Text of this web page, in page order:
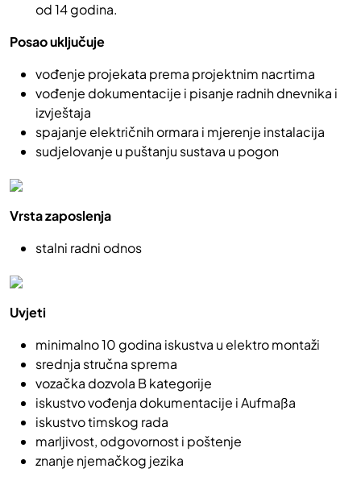
od 14 godina.
Posao uključuje
vođenje projekata prema projektnim nacrtima
vođenje dokumentacije i pisanje radnih dnevnika i
izvještaja
spajanje električnih ormara i mjerenje instalacija
sudjelovanje u puštanju sustava u pogon
Vrsta zaposlenja
stalni radni odnos
Uvjeti
minimalno 10 godina iskustva u elektro montaži
srednja stručna sprema
vozačka dozvola B kategorije
iskustvo vođenja dokumentacije i Aufmaßa
iskustvo timskog rada
marljivost, odgovornost i poštenje
znanje njemačkog jezika